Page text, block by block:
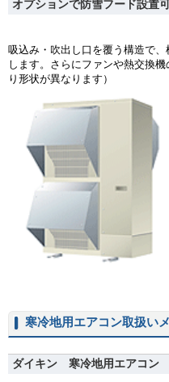
オプションで防雪フード設置
吸込み・吹出し口を覆う構造で
します。さらにファンや熱交換
り形状が異なります）
寒冷地用エアコン取扱い
ダイキン 寒冷地用エアコン